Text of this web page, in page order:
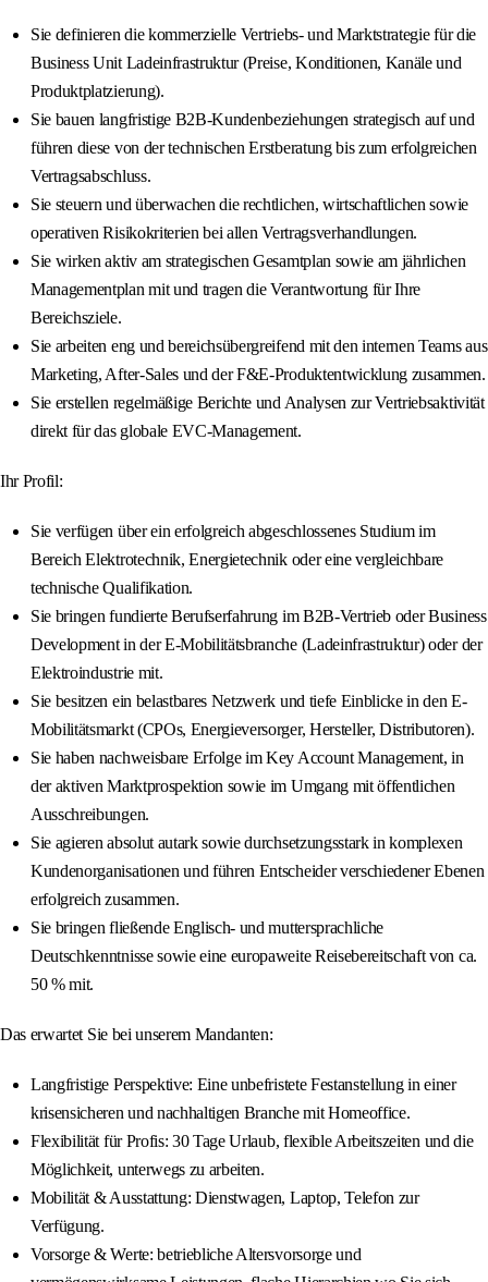
Sie definieren die kommerzielle Vertriebs- und Marktstrategie für die
Business Unit Ladeinfrastruktur (Preise, Konditionen, Kanäle und
Produktplatzierung).
Sie bauen langfristige B2B-Kundenbeziehungen strategisch auf und
führen diese von der technischen Erstberatung bis zum erfolgreichen
Vertragsabschluss.
Sie steuern und überwachen die rechtlichen, wirtschaftlichen sowie
operativen Risikokriterien bei allen Vertragsverhandlungen.
Sie wirken aktiv am strategischen Gesamtplan sowie am jährlichen
Managementplan mit und tragen die Verantwortung für Ihre
Bereichsziele.
Sie arbeiten eng und bereichsübergreifend mit den internen Teams aus
Marketing, After-Sales und der F&E-Produktentwicklung zusammen.
Sie erstellen regelmäßige Berichte und Analysen zur Vertriebsaktivität
direkt für das globale EVC-Management.
Ihr Profil:
Sie verfügen über ein erfolgreich abgeschlossenes Studium im
Bereich Elektrotechnik, Energietechnik oder eine vergleichbare
technische Qualifikation.
Sie bringen fundierte Berufserfahrung im B2B-Vertrieb oder Business
Development in der E-Mobilitätsbranche (Ladeinfrastruktur) oder der
Elektroindustrie mit.
Sie besitzen ein belastbares Netzwerk und tiefe Einblicke in den E-
Mobilitätsmarkt (CPOs, Energieversorger, Hersteller, Distributoren).
Sie haben nachweisbare Erfolge im Key Account Management, in
der aktiven Marktprospektion sowie im Umgang mit öffentlichen
Ausschreibungen.
Sie agieren absolut autark sowie durchsetzungsstark in komplexen
Kundenorganisationen und führen Entscheider verschiedener Ebenen
erfolgreich zusammen.
Sie bringen fließende Englisch- und muttersprachliche
Deutschkenntnisse sowie eine europaweite Reisebereitschaft von ca.
50 % mit.
Das erwartet Sie bei unserem Mandanten:
Langfristige Perspektive: Eine unbefristete Festanstellung in einer
krisensicheren und nachhaltigen Branche mit Homeoffice.
Flexibilität für Profis: 30 Tage Urlaub, flexible Arbeitszeiten und die
Möglichkeit, unterwegs zu arbeiten.
Mobilität & Ausstattung: Dienstwagen, Laptop, Telefon zur
Verfügung.
Vorsorge & Werte: betriebliche Altersvorsorge und